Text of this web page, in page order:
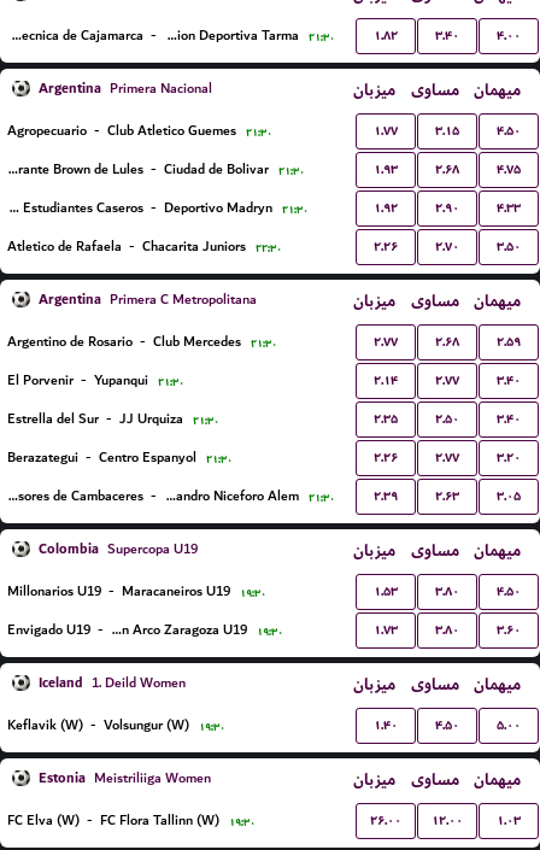
Universidad Tecnica de Cajamarca - Asociacion Deportiva Tarma ۲۱:۳۰ ۱.۸۲ ۳.۴۰ ۴.۰۰
Argentina Primera Nacional میزبان مساوی میهمان
Agropecuario - Club Atletico Guemes ۲۱:۳۰ ۱.۷۷ ۳.۱۵ ۴.۵۰
Almirante Brown de Lules - Ciudad de Bolivar ۲۱:۳۰ ۱.۹۳ ۲.۶۸ ۴.۷۵
CA Estudiantes Caseros - Deportivo Madryn ۲۱:۳۰ ۱.۹۲ ۲.۹۰ ۴.۳۳
Atletico de Rafaela - Chacarita Juniors ۲۲:۳۰ ۲.۲۶ ۲.۷۰ ۳.۵۰
Argentina Primera C Metropolitana میزبان مساوی میهمان
Argentino de Rosario - Club Mercedes ۲۱:۳۰ ۲.۷۷ ۲.۶۸ ۲.۵۹
El Porvenir - Yupanqui ۲۱:۳۰ ۲.۱۴ ۲.۷۷ ۳.۴۰
Estrella del Sur - JJ Urquiza ۲۱:۳۰ ۲.۳۵ ۲.۵۰ ۳.۴۰
Berazategui - Centro Espanyol ۲۱:۳۰ ۲.۲۶ ۲.۷۷ ۳.۲۰
Defensores de Cambaceres - Club Leandro Niceforo Alem ۲۱:۳۰ ۲.۳۹ ۲.۶۳ ۳.۰۵
Colombia Supercopa U19 میزبان مساوی میهمان
Millonarios U19 - Maracaneiros U19 ۱۹:۳۰ ۱.۵۳ ۳.۸۰ ۴.۵۰
Envigado U19 - Belen Arco Zaragoza U19 ۱۹:۳۰ ۱.۷۳ ۳.۸۰ ۳.۶۰
Iceland 1. Deild Women میزبان مساوی میهمان
Keflavik (W) - Volsungur (W) ۱۹:۳۰ ۱.۴۰ ۴.۵۰ ۵.۰۰
Estonia Meistriliiga Women میزبان مساوی میهمان
FC Elva (W) - FC Flora Tallinn (W) ۱۹:۳۰ ۲۶.۰۰ ۱۲.۰۰ ۱.۰۳